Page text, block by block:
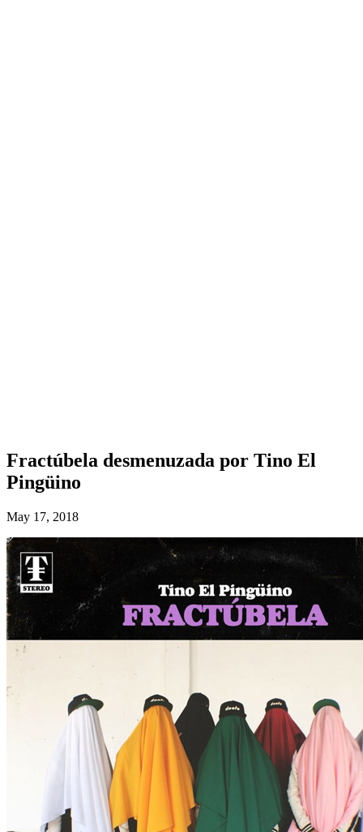
Fractúbela desmenuzada por Tino El
Pingüino
May 17, 2018